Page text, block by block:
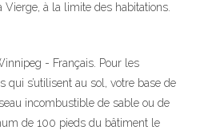
à la limite des habitations.
- Français. Pour les
qui s’utilisent au sol, votre base de
incombustible de sable ou de
de 100 pieds du bâtiment le